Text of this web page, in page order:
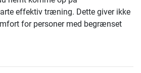
effektiv træning. Dette giver ikke
for personer med begrænset